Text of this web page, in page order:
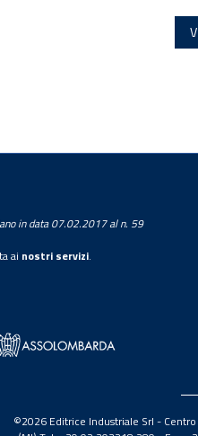
in data 07.02.2017 al n. 59
ai nostri servizi.
©2026 Editrice Industriale Srl -